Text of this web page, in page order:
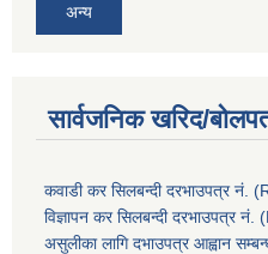
अन्य
सार्वजनिक खरिद/
कवाडी कर सिलबन्दी दरभाउपत्र
विज्ञापन कर सिलबन्दी दरभाउपत्र
असुलीका लागि दभाउपत्र आह्वान